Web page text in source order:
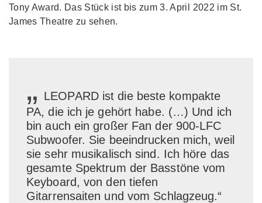
Tony Award. Das Stück ist bis zum 3. April 2022 im St.
James Theatre zu sehen.
„ LEOPARD ist die beste kompakte
PA, die ich je gehört habe. (…) Und ich
bin auch ein großer Fan der 900-LFC
Subwoofer. Sie beeindrucken mich, weil
sie sehr musikalisch sind. Ich höre das
gesamte Spektrum der Basstöne vom
Keyboard, von den tiefen
Gitarrensaiten und vom Schlagzeug.“